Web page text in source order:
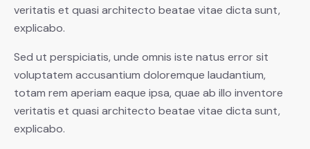
veritatis et quasi architecto beatae vitae dicta sunt,
explicabo.
Sed ut perspiciatis, unde omnis iste natus error sit
voluptatem accusantium doloremque laudantium,
totam rem aperiam eaque ipsa, quae ab illo inventore
veritatis et quasi architecto beatae vitae dicta sunt,
explicabo.